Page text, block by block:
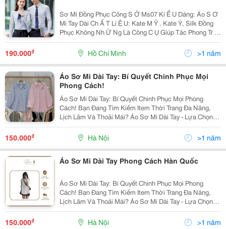
Sơ Mi Đồng Phục Công S Ở Ms07 Ki Ể U Dáng: Áo S Ơ
Mi Tay Dài Ch Ấ T Li Ệ U: Kate M Ỹ , Kate Ý, Silk Đồng
Phục Không Nh Ữ Ng Là Công C Ụ Giúp Tác Phong Tr Ở
Nên Chuyên Nghi Ệ P H Ơ N Mà Còn Là Ph Ươ Ng Ti Ệ
N Qu Ả Ng Bá Thông Đ I Ệ P, Th Ươ Ng Hi Ệ U...
190.000₫ Hồ Chí Minh >1 năm
Áo Sơ Mi Dài Tay: Bí Quyết Chinh Phục Mọi
Phong Cách!
Áo Sơ Mi Dài Tay: Bí Quyết Chinh Phục Mọi Phong
Cách! Bạn Đang Tìm Kiếm Item Thời Trang Đa Năng,
Lịch Lãm Và Thoải Mái? Áo Sơ Mi Dài Tay - Lựa Chọn
Hoàn Hảo Cho Mọi Phong Cách, Từ Công Sở Đến Dạo
Phố. Thiết Kế Cổ Điển Pha Hiện Đại, Chất Liệu...
150.000₫ Hà Nội >1 năm
Áo Sơ Mi Dài Tay Phong Cách Hàn Quốc
Áo Sơ Mi Dài Tay: Bí Quyết Chinh Phục Mọi Phong
Cách! Bạn Đang Tìm Kiếm Item Thời Trang Đa Năng,
Lịch Lãm Và Thoải Mái? Áo Sơ Mi Dài Tay - Lựa Chọn
Hoàn Hảo Cho Mọi Phong Cách, Từ Công Sở Đến Dạo
Phố. Thiết Kế Cổ Điển Pha Hiện Đại, Chất Liệu...
150.000₫ Hà Nội >1 năm